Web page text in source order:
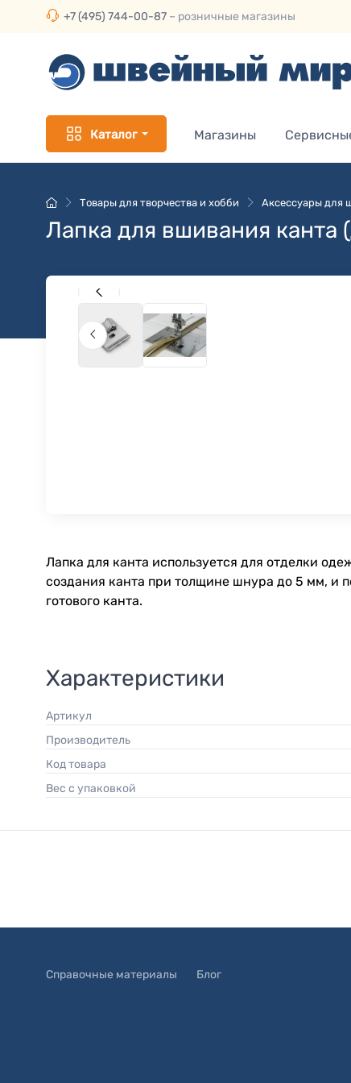
+7 (495) 744-00-87 – розничные магазины
Каталог Магазины
Товары для творчества и хобби Аксессуары для
Лапка для вшивания
Лапка для канта используется для отделки
создания канта при толщине шнура до 5 мм, и
готового канта.
Характеристики
Артикул
Производитель
Код товара
Вес с упаковкой
Справочные материалы Блог